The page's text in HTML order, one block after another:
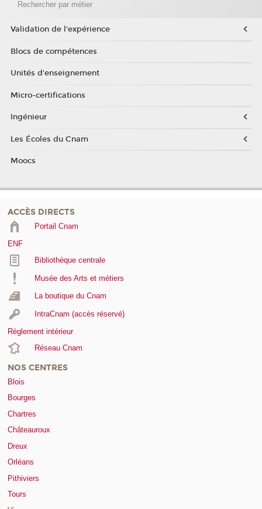
Rechercher par métier
Validation de l'expérience
Blocs de compétences
Unités d'enseignement
Micro-certifications
Ingénieur
Les Écoles du Cnam
Moocs
ACCÈS DIRECTS
Portail Cnam
ENF
Bibliothèque centrale
Musée des Arts et métiers
La boutique du Cnam
IntraCnam (accès réservé)
Règlement intérieur
Réseau Cnam
NOS CENTRES
Blois
Bourges
Chartres
Châteauroux
Dreux
Orléans
Pithiviers
Tours